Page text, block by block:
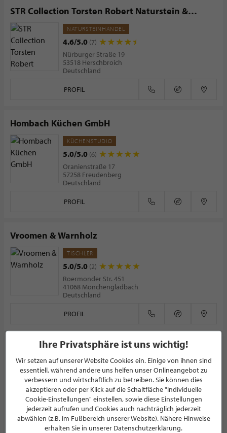
STR Collection Torsten Robert Naturstein &
Fliesen
NATURSTEINHANDEL
4.6/5.0 (7)
Nürburger Straße 19
53518 Herschbroich
Deutschland
PROFIL
Hombach Küchen GmbH
KÜCHENSTUDIO
5.0/5.0 (6)
Oranienstraße 17
57258 Freudenberg
Deutschland
PROFIL
Vroomen & Warnholz
TISCHLER
5.0/5.0 (2)
Roermonder Str. 451
41068 Mönchengladbach
Deutschland
PROFIL
bulthaup calwer straße
KÜCHENSTUDIO
5.0/5.0 (1)
Calwer Straße 36
70173 Stuttgart
Deutschland
PROFIL
Ihre Privatsphäre ist uns wichtig!
Wir setzen auf unserer Website Cookies ein. Einige von ihnen sind
essentiell, während andere uns helfen unser Onlineangebot zu
verbessern und wirtschaftlich zu betreiben. Sie können dies
akzeptieren oder per Klick auf die Schaltfläche "Individuelle
Cookie-Einstellungen" einstellen, sowie diese Einstellungen
jederzeit aufrufen und Cookies auch nachträglich jederzeit
abwählen (z.B. im Fußbereich unserer Website). Nähere Hinweise
erhalten Sie in unserer Datenschutzerklärung.